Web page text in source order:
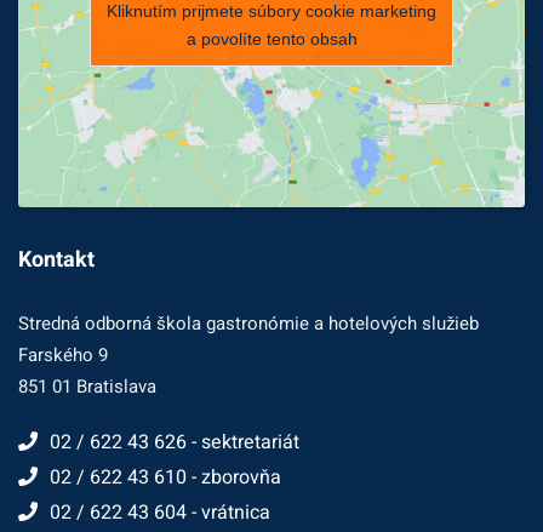
Kliknutím prijmete súbory cookie marketing
a povolíte tento obsah
Kontakt
Stredná odborná škola gastronómie a hotelových služieb
Farského 9
851 01 Bratislava
02 / 622 43 626 - sektretariát
02 / 622 43 610 - zborovňa
02 / 622 43 604 - vrátnica